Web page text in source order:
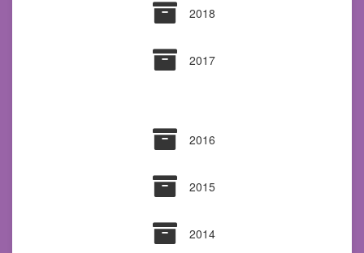
Archives 2018
2018
Archives 2017
2017
Archives 2016
2016
Archives 2015
2015
Archives 2014
2014